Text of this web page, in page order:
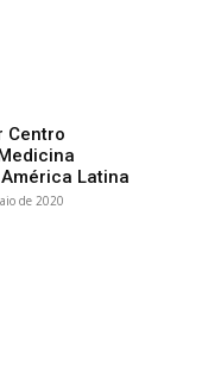
Centro
Latina
de 2020